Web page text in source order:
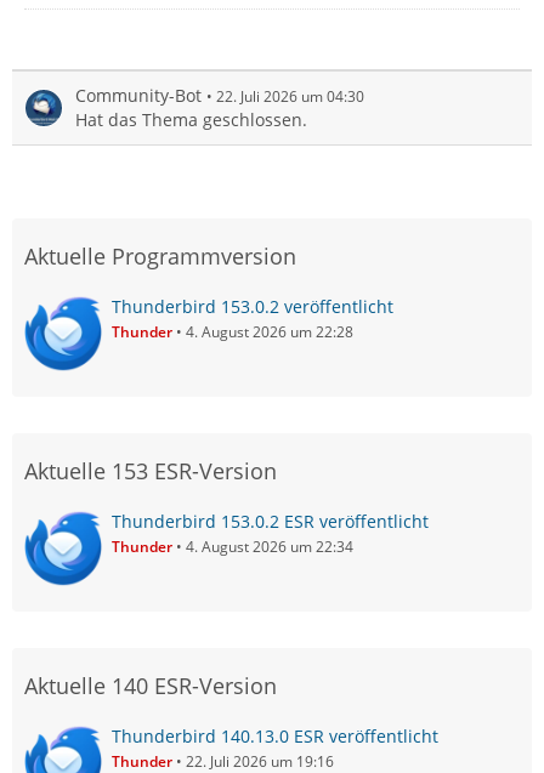
Community-Bot 22. Juli 2026 um 04:30
Hat das Thema geschlossen.
Aktuelle Programmversion
Thunderbird 153.0.2 veröffentlicht
Thunder 4. August 2026 um 22:28
Aktuelle 153 ESR-Version
Thunderbird 153.0.2 ESR veröffentlicht
Thunder 4. August 2026 um 22:34
Aktuelle 140 ESR-Version
Thunderbird 140.13.0 ESR veröffentlicht
Thunder 22. Juli 2026 um 19:16